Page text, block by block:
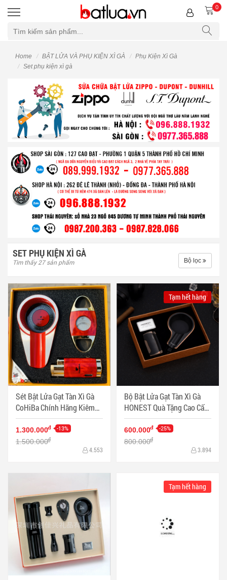
0
Home BẬT LỬA VÀ PHỤ KIỆN XÌ GÀ
Phụ Kiện Xì Gà
Set phụ kiện xì gà
SET PHỤ KIỆN XÌ GÀ
Tìm thấy 27 sản phẩm Bộ lọc
Sét Bật Lửa Gạt Tàn Xì Gà
CoHiBa Chính Hãng Kiêm
Đồ Cắt Bằng Thép Không Rỉ
Cực Bén - Mã SP: PKXG433
1.300.000đ -13%
1.500.000đ
4.553
Bộ Bật Lửa Gạt Tàn Xì Gà
HONEST Quà Tặng Cao Cấp
- TA-105 - Mã SP: PKXG420
Tạm hết hàng
600.000đ -25%
800.000đ
3.894
Tạm hết hàng